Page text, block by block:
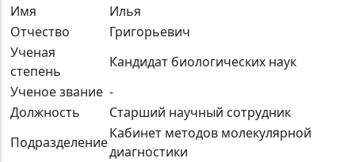
Имя
Илья
Отчество
Григорьевич
Ученая
степень
Кандидат биологических наук
Ученое звание -
Должность
Старший научный сотрудник
Подразделение
Кабинет методов молекулярной
диагностики